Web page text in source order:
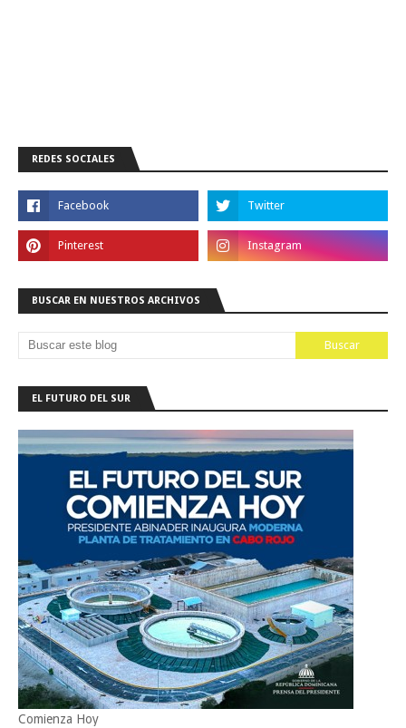
REDES SOCIALES
BUSCAR EN NUESTROS ARCHIVOS
EL FUTURO DEL SUR
Comienza Hoy